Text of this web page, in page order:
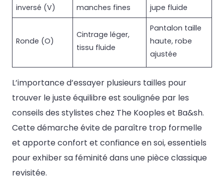
inversé (V)
manches fines
jupe fluide
Ronde (O)
Cintrage léger,
tissu fluide
Pantalon taille
haute, robe
ajustée
L’importance d’essayer plusieurs tailles pour
trouver le juste équilibre est soulignée par les
conseils des stylistes chez The Kooples et Ba&sh.
Cette démarche évite de paraître trop formelle
et apporte confort et confiance en soi, essentiels
pour exhiber sa féminité dans une pièce classique
revisitée.